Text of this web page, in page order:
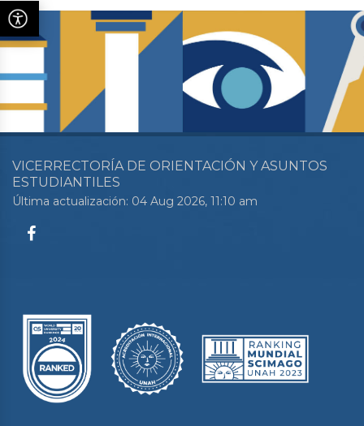
VICERRECTORÍA DE ORIENTACIÓN Y ASUNTOS
ESTUDIANTILES
Última actualización: 04 Aug 2026, 11:10 am